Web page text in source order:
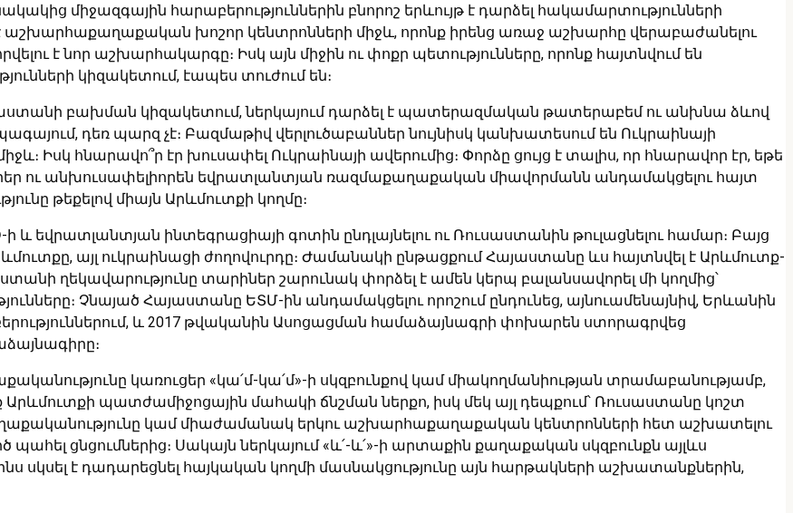
միջազգային հարաբերություններին բնորոշ երևույթ է դարձել հակամարտությունների
է աշխարհաքաղաքական խոշոր կենտրոնների միջև, որոնք իրենց առաջ աշխարհը վերաբաժանելու
է նոր աշխարհակարգը։ Իսկ այն միջին ու փոքր պետությունները, որոնք հայտնվում են
կիզակետում, էապես տուժում են։
բախման կիզակետում, ներկայում դարձել է պատերազմական թատերաբեմ ու անխնա ձևով
դեռ պարզ չէ։ Բազմաթիվ վերլուծաբաններ նույնիսկ կանխատեսում են Ուկրաինայի
Իսկ հնարավո՞ր էր խուսափել Ուկրաինայի ավերումից։ Փորձը ցույց է տալիս, որ հնարավոր էր, եթե
ու անխուսափելիորեն եվրատլանտյան ռազմաքաղաքական միավորմանն անդամակցելու հայտ
թեքելով միայն Արևմուտքի կողմը։
եվրատլանտյան ինտեգրացիայի գոտին ընդլայնելու ու Ռուսաստանին թուլացնելու համար։ Բայց
այլ ուկրաինացի ժողովուրդը։ Ժամանակի ընթացքում Հայաստանը ևս հայտնվել է Արևմուտք-
ղեկավարությունը տարիներ շարունակ փորձել է ամեն կերպ բալանսավորել մի կողմից՝
Չնայած Հայաստանը ԵՏՄ-ին անդամակցելու որոշում ընդունեց, այնուամենայնիվ, Երևանին
և 2017 թվականին Ասոցացման համաձայնագրի փոխարեն ստորագրվեց
կառուցեր «կա՛մ-կա՛մ»-ի սկզբունքով կամ միակողմանիության տրամաբանությամբ,
պատժամիջոցային մահակի ճնշման ներքո, իսկ մեկ այլ դեպքում՝ Ռուսաստանը կոշտ
կամ միաժամանակ երկու աշխարհաքաղաքական կենտրոնների հետ աշխատելու
պահել ցնցումներից։ Սակայն ներկայում «և՛-և՛»-ի արտաքին քաղաքական սկզբունքն այլևս
սկսել է դադարեցնել հայկական կողմի մասնակցությունը այն հարթակների աշխատանքներին,